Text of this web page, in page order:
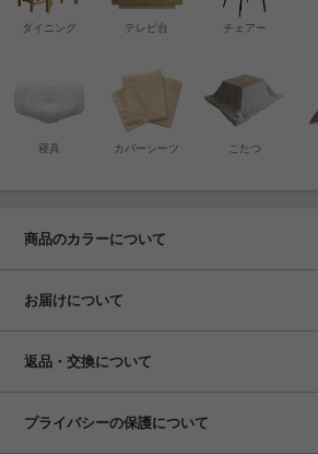
寝具 カバーシーツ
チェアー
こたつ
テレビ台
ダイニング
商品のカラーについて
お届けについて
返品・交換について
プライバシーの保護について